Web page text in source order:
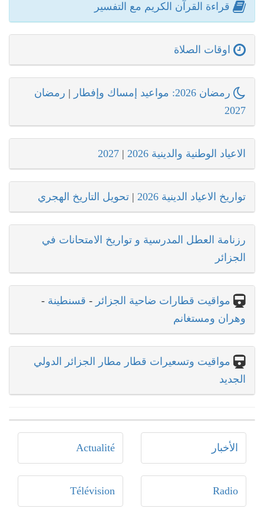
قراءة القرآن الكريم مع التفسير
اوقات الصلاة
رمضان 2026: مواعيد إمساك وإفطار | رمضان
2027
الاعياد الوطنية والدينية 2026 |
2027
تواريخ الاعياد الدينية 2026 | تحويل التاريخ الهجري
رزنامة العطل المدرسية و تواريخ الامتحانات في
الجزائر
مواقيت قطارات ضاحية الجزائر - قسنطينة -
وهران ومستغانم
مواقيت وتسعيرات قطار مطار الجزائر الدولي
الجديد
Actualité الأخبار
Télévision Radio